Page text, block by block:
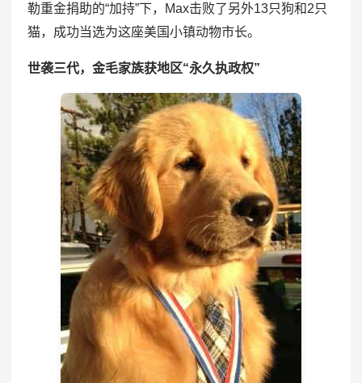
勒重金捐助的“加持”下，Max击败了另外13只狗和2只
猫，成功当选为这座美国小镇动物市长。
世袭三代，金毛家族获地区“永久执政权”